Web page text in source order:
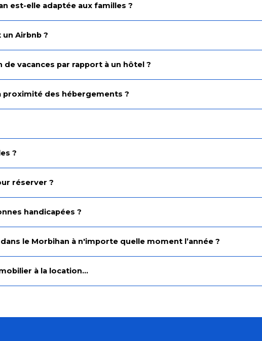
est-elle adaptée aux familles ?
Airbnb ?
vacances par rapport à un hôtel ?
des hébergements ?
?
réserver ?
handicapées ?
le Morbihan à n'importe quelle moment l’année ?
à la location...